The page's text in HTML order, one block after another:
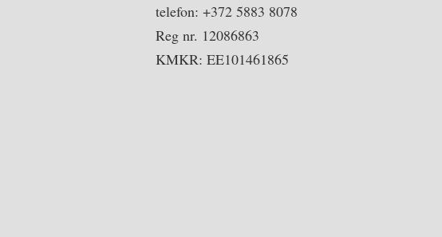
telefon: +372 5883 8078
Reg nr. 12086863
KMKR: EE101461865